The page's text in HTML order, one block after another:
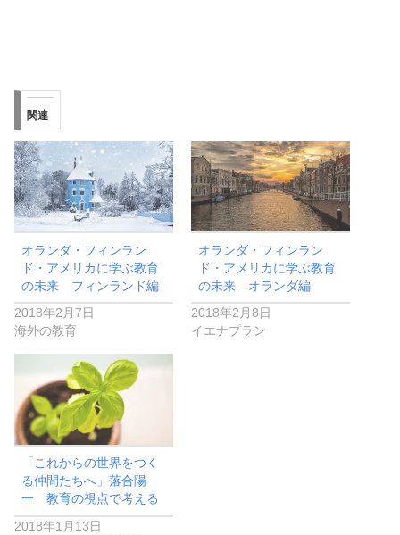
関連
オランダ・フィンラン
ド・アメリカに学ぶ教育
の未来 フィンランド編
2018年2月7日
海外の教育
オランダ・フィンラン
ド・アメリカに学ぶ教育
の未来 オランダ編
2018年2月8日
イエナプラン
「これからの世界をつく
る仲間たちへ」落合陽
一 教育の視点で考える
2018年1月13日